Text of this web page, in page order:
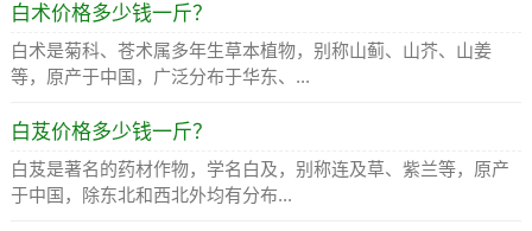
白术价格多少钱一斤？
白术是菊科、苍术属多年生草本植物，别称山蓟、山芥、山姜
等，原产于中国，广泛分布于华东、...
白芨价格多少钱一斤？
白芨是著名的药材作物，学名白及，别称连及草、紫兰等，原产
于中国，除东北和西北外均有分布...